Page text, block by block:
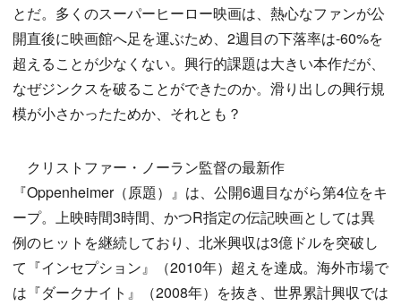
とだ。多くのスーパーヒーロー映画は、熱心なファンが公
開直後に映画館へ足を運ぶため、2週目の下落率は-60%を
超えることが少なくない。興行的課題は大きい本作だが、
なぜジンクスを破ることができたのか。滑り出しの興行規
模が小さかったためか、それとも？
クリストファー・ノーラン監督の最新作
『Oppenheimer（原題）』は、公開6週目ながら第4位をキ
ープ。上映時間3時間、かつR指定の伝記映画としては異
例のヒットを継続しており、北米興収は3億ドルを突破し
て『インセプション』（2010年）超えを達成。海外市場で
は『ダークナイト』（2008年）を抜き、世界累計興収では